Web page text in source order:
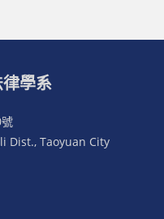
學系
號
Dist., Taoyuan City